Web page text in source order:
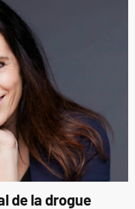
de la drogue